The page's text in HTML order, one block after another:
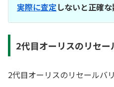
実際に査定しないと正確
2代目オーリスのリセー
2代目オーリスのリセールバ